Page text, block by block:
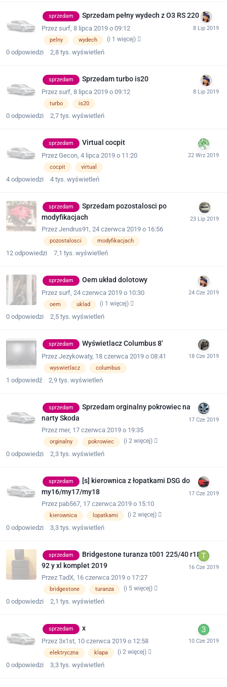
sprzedam Sprzedam pełny wydech z O3 RS 220
Przez surf 8 lipca 2019 o 09:12
pelny wydech (i 1 więcej)
0 odpowiedzi 2,8 tys. wyświetleń
sprzedam Sprzedam turbo is20
Przez surf 8 lipca 2019 o 09:12
turbo is20
0 odpowiedzi 2,7 tys. wyświetleń
sprzedam Virtual cocpit
Przez Gecon 4 lipca 2019 o 11:20
cocpit virtual
4 odpowiedzi 4 tys. wyświetleń
sprzedam
Sprzedam pozostalosci po
modyfikacjach
Przez Jendrus91 24 czerwca 2019 o 16:56
pozostalosci modyfikacjach
12 odpowiedzi 7,1 tys. wyświetleń
sprzedam Oem układ dolotowy
Przez surf 24 czerwca 2019 o 10:30
oem uklad (i 1 więcej)
0 odpowiedzi 2,5 tys. wyświetleń
sprzedam Wyświetlacz Columbus 8'
Przez Jezykowaty, 18 czerwca 2019 o 08:41
wyswietlacz columbus
1 odpowiedź 2,9 tys. wyświetleń
sprzedam
Sprzedam orginalny pokrowiec na
narty Skoda
Przez mer, 17 czerwca 2019 o 19:35
orginalny pokrowiec (i 2 więcej)
0 odpowiedzi 2,3 tys. wyświetleń
sprzedam
[s] kierownica z łopatkami DSG do
my16/my17/my18
Przez pab567 17 czerwca 2019 o 15:10
kierownica lopatkami (i 2 więcej)
0 odpowiedzi 3,3 tys. wyświetleń
sprzedam
Bridgestone turanza t001 225/40 r18
92 y xl komplet 2019
Przez TadX 16 czerwca 2019 o 17:27
bridgestone turanza (i 5 więcej)
0 odpowiedzi 2,1 tys. wyświetleń
sprzedam x
Przez 3x1st 10 czerwca 2019 o 12:58
elektryczna klapa (i 2 więcej)
0 odpowiedzi 3,3 tys. wyświetleń